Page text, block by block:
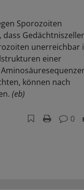
Sporozoiten
unerreichbar
einer
können nach
(eb)
0